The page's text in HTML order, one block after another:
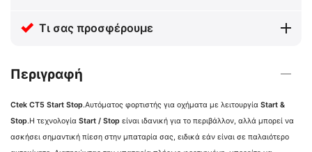
Τι σας προσφέρουμε
Περιγραφή
Ctek CT5 Start Stop.Αυτόματος φορτιστής για οχήματα με λειτουργία Start &
Stop.Η τεχνολογία Start / Stop είναι ιδανική για το περιβάλλον, αλλά μπορεί να
ασκήσει σημαντική πίεση στην μπαταρία σας, ειδικά εάν είναι σε παλαιότερο